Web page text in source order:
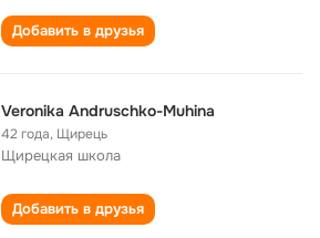
Добавить в друзья
Veronika Andruschkо-Muhina
42 года, Щирець
Щирецкая школа
Добавить в друзья